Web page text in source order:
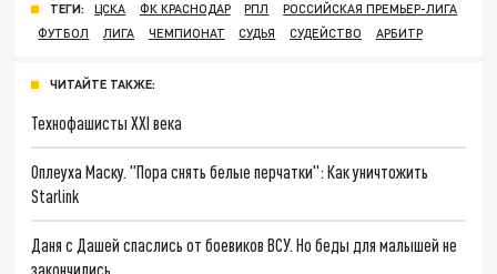
ТЕГИ: ЦСКА ФК КРАСНОДАР РПЛ
РОССИЙСКАЯ ПРЕМЬЕР-ЛИГА
ФУТБОЛ
ЛИГА ЧЕМПИОНАТ СУДЬЯ СУДЕЙСТВО АРБИТР
ЧИТАЙТЕ ТАКЖЕ:
Технофашисты XXI века
Оплеуха Маску. "Пора снять белые перчатки": Как уничтожить
Starlink
Даня с Дашей спаслись от боевиков ВСУ. Но беды для малышей не
закончились